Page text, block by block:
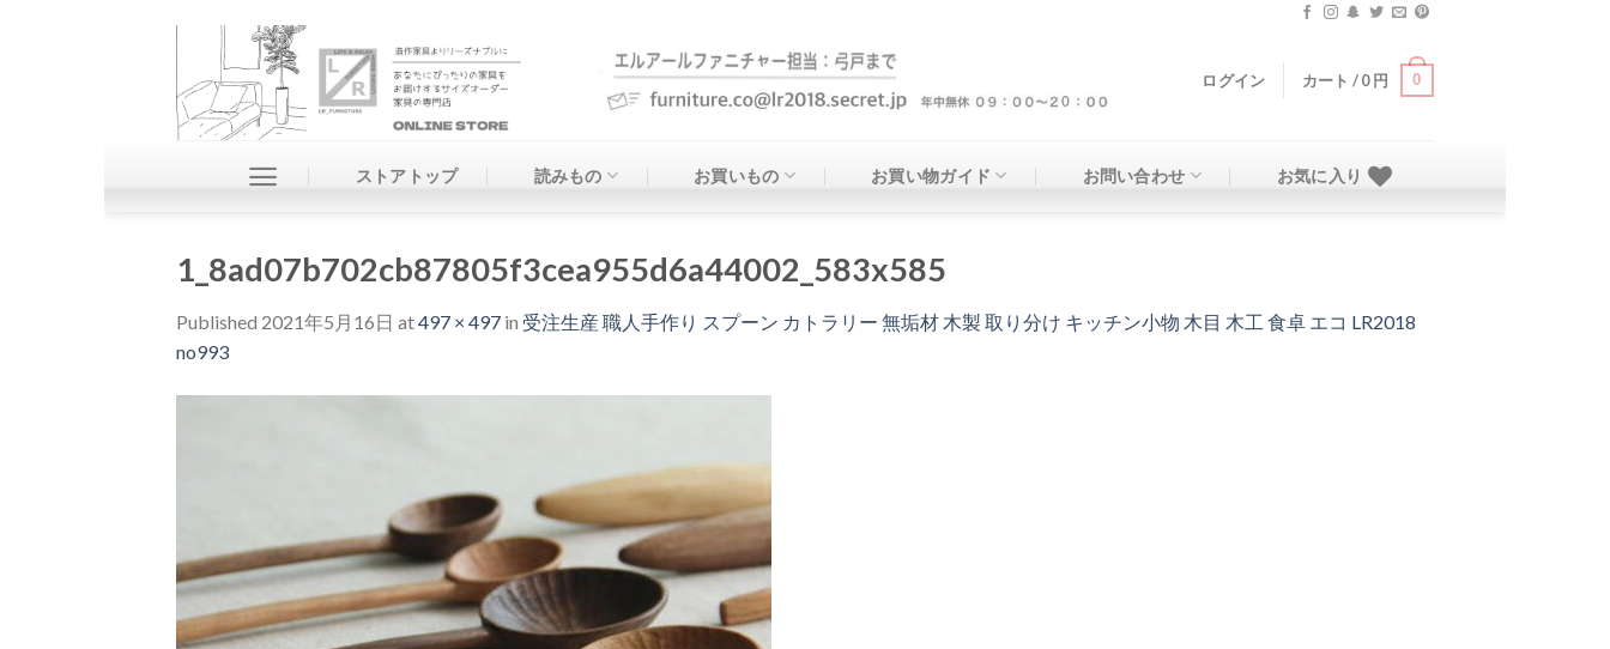
ログイン カート /0円 0
ストアトップ 読みもの お買いもの お買い物ガイド お問い合わせ お気に入り
1_8ad07b702cb87805f3cea955d6a44002_583x585
Published 2021年5月16日 at497 × 497 in 受注生産 職人手作り スプーン カトラリー 無垢材 木製 取り分け キッチン小物 木目 木工 食卓 エコ LR2018
no993